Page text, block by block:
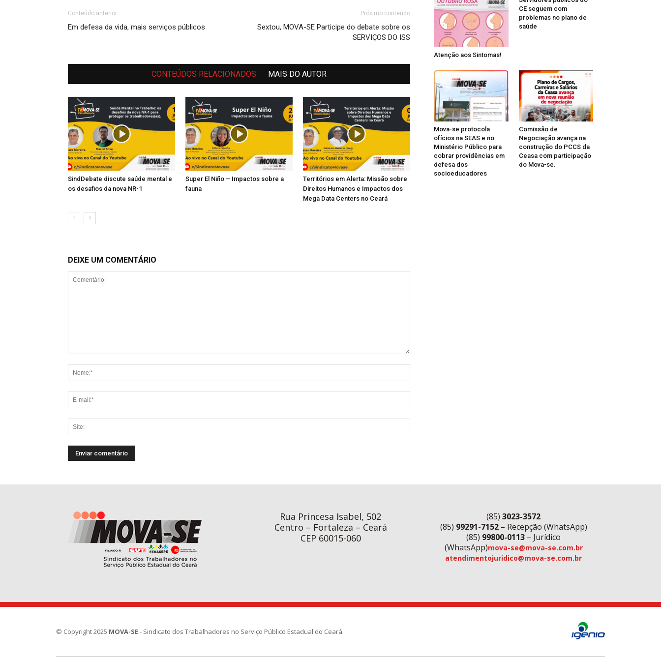
Conteúdo anterior
Em defesa da vida, mais serviços públicos
Próximo conteúdo
Sextou, MOVA-SE Participe do debate sobre os
SERVIÇOS DO ISS
CONTEÚDOS RELACIONADOS MAIS DO AUTOR
SindDebate discute saúde mental e
os desafios da nova NR-1
Super El Niño – Impactos sobre a
fauna
Territórios em Alerta: Missão sobre
Direitos Humanos e Impactos dos
Mega Data Centers no Ceará
DEIXE UM COMENTÁRIO
Atenção aos Sintomas!
CE seguem com
problemas no plano de
saúde
Mova-se protocola
ofícios na SEAS e no
Ministério Público para
cobrar providências em
defesa dos
socioeducadores
Comissão de
Negociação avança na
construção do PCCS da
Ceasa com participação
do Mova-se.
Rua Princesa Isabel, 502
Centro – Fortaleza – Ceará
CEP 60015-060
(85) 3023-3572
(85) 99291-7152– Recepção (WhatsApp)
(85) 99800-0113 – Jurídico
(WhatsApp)mova-se@mova-se.com.br
atendimentojuridico@mova-se.com.br
© Copyright 2025 MOVA-SE- Sindicato dos Trabalhadores no Serviço Público Estadual do Ceará